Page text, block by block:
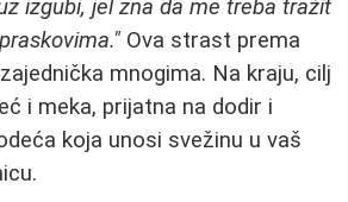
izgubi, jel zna da me treba tražit
Ova strast prema
mnogima. Na kraju, cilj
i meka, prijatna na dodir i
koja unosi svežinu u vaš